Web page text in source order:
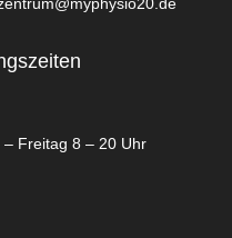
– Freitag 8 – 20 Uhr